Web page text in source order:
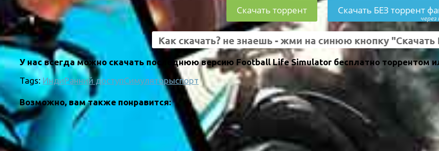
Скачать торрент Скачать БЕЗ торрент
У нас всегда можно скачать последнюю версию Football Life Simulator бесплатно торрентом
Tags: ИндиРанний доступСимуляторыспорт
Возможно, вам также понравится: